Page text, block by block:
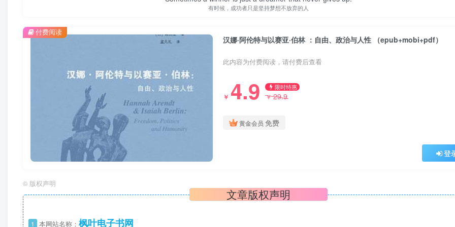
有时候，成功者只是坚持梦想不放弃的人
汉娜·阿伦特与以赛亚·伯林 ：自由、政治与人性 （epub+mobi+pdf）
此内容为付费阅读，请付费后查看
￥ 4.9 限时特惠
￥29.9
黄金会员 免费
登
付费阅读
© 版权声明
文章版权声明
1 本网站名称： 枫叶电子书网